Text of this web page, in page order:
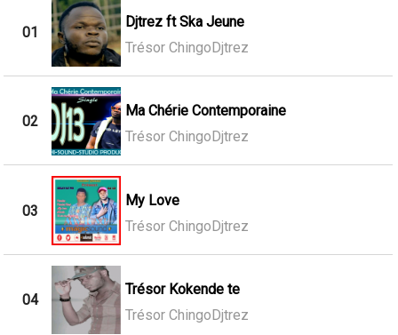
01
Djtrez ft Ska Jeune
Trésor ChingoDjtrez
02
Ma Chérie Contemporaine
Trésor ChingoDjtrez
03
My Love
Trésor ChingoDjtrez
04
Trésor Kokende te
Trésor ChingoDjtrez